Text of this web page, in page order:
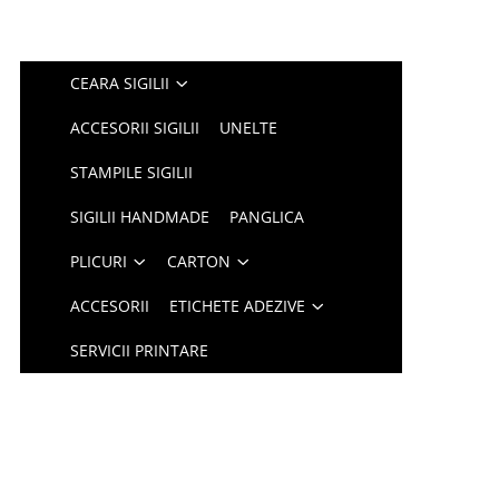
CEARA SIGILII
ACCESORII SIGILII UNELTE
STAMPILE SIGILII
SIGILII HANDMADE PANGLICA
PLICURI CARTON
ACCESORII ETICHETE ADEZIVE
SERVICII PRINTARE